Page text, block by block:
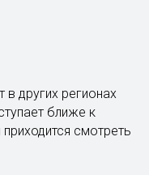
других регионах
ближе к
смотреть